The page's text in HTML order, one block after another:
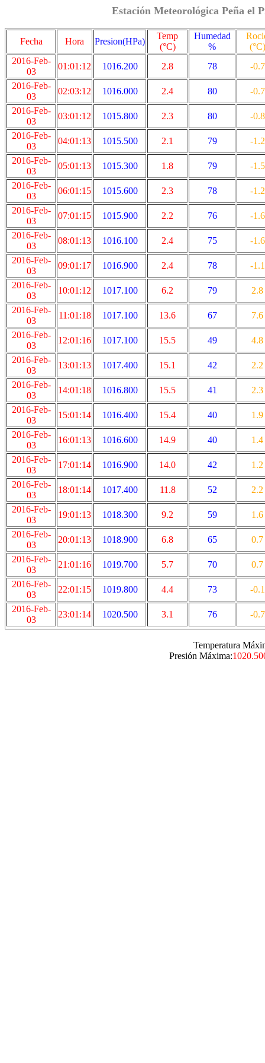
Estación Meteorológica Peña el
Fecha Hora Presion(HPa)
Temp
(°C)
Humedad
%
(°C)
2016-Feb-
03
01:01:12 1016.200 2.8 78
-0.7
2016-Feb-
03
02:03:12 1016.000 2.4 80
-0.7
2016-Feb-
03
03:01:12 1015.800 2.3 80
-0.8
2016-Feb-
03
04:01:13 1015.500 2.1 79
-1.2
2016-Feb-
03
05:01:13 1015.300 1.8 79
-1.5
2016-Feb-
03
06:01:15 1015.600 2.3 78
-1.2
2016-Feb-
03
07:01:15 1015.900 2.2 76
-1.6
2016-Feb-
03
08:01:13 1016.100 2.4 75
-1.6
2016-Feb-
03
09:01:17 1016.900 2.4 78
-1.1
2016-Feb-
03
10:01:12 1017.100 6.2 79
2.8
2016-Feb-
03
11:01:18 1017.100 13.6 67
7.6
2016-Feb-
03
12:01:16 1017.100 15.5 49
4.8
2016-Feb-
03
13:01:13 1017.400 15.1 42
2.2
2016-Feb-
03
14:01:18 1016.800 15.5 41
2.3
2016-Feb-
03
15:01:14 1016.400 15.4 40
1.9
2016-Feb-
03
16:01:13 1016.600 14.9 40
1.4
2016-Feb-
03
17:01:14 1016.900 14.0 42
1.2
2016-Feb-
03
18:01:14 1017.400 11.8 52
2.2
2016-Feb-
03
19:01:13 1018.300 9.2 59
1.6
2016-Feb-
03
20:01:13 1018.900 6.8 65
0.7
2016-Feb-
03
21:01:16 1019.700 5.7 70
0.7
2016-Feb-
03
22:01:15 1019.800 4.4 73
-0.1
2016-Feb-
03
23:01:14 1020.500 3.1 76 -0.7
Temperatura
Presión Máxima: